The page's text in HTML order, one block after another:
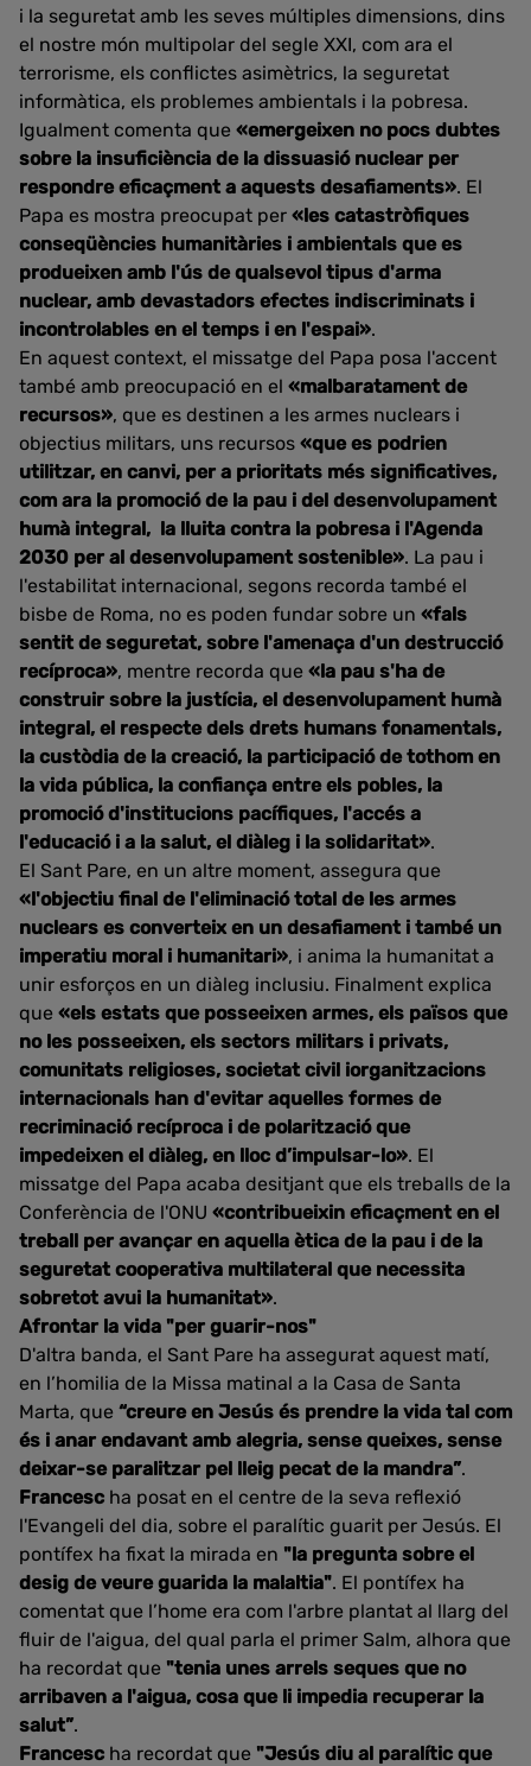
i la seguretat amb les seves múltiples dimensions, dins
el nostre món multipolar del segle XXI, com ara el
terrorisme, els conflictes asimètrics, la seguretat
informàtica, els problemes ambientals i la pobresa.
Igualment comenta que «emergeixen no pocs dubtes
sobre la insuficiència de la dissuasió nuclear per
respondre eficaçment a aquests desafiaments». El
Papa es mostra preocupat per «les catastròfiques
conseqüències humanitàries i ambientals que es
produeixen amb l'ús de qualsevol tipus d'arma
nuclear, amb devastadors efectes indiscriminats i
incontrolables en el temps i en l'espai».
En aquest context, el missatge del Papa posa l'accent
també amb preocupació en el «malbaratament de
recursos», que es destinen a les armes nuclears i
objectius militars, uns recursos «que es podrien
utilitzar, en canvi, per a prioritats més significatives,
com ara la promoció de la pau i del desenvolupament
humà integral, la lluita contra la pobresa i l'Agenda
2030 per al desenvolupament sostenible». La pau i
l'estabilitat internacional, segons recorda també el
bisbe de Roma, no es poden fundar sobre un «fals
sentit de seguretat, sobre l'amenaça d'un destrucció
recíproca», mentre recorda que «la pau s'ha de
construir sobre la justícia, el desenvolupament humà
integral, el respecte dels drets humans fonamentals,
la custòdia de la creació, la participació de tothom en
la vida pública, la confiança entre els pobles, la
promoció d'institucions pacífiques, l'accés a
l'educació i a la salut, el diàleg i la solidaritat».
El Sant Pare, en un altre moment, assegura que
«l'objectiu final de l'eliminació total de les armes
nuclears es converteix en un desafiament i també un
imperatiu moral i humanitari», i anima la humanitat a
unir esforços en un diàleg inclusiu. Finalment explica
que «els estats que posseeixen armes, els països que
no les posseeixen, els sectors militars i privats,
comunitats religioses, societat civil iorganitzacions
internacionals han d'evitar aquelles formes de
recriminació recíproca i de polarització que
impedeixen el diàleg, en lloc d’impulsar-lo». El
missatge del Papa acaba desitjant que els treballs de la
Conferència de l'ONU «contribueixin eficaçment en el
treball per avançar en aquella ètica de la pau i de la
seguretat cooperativa multilateral que necessita
sobretot avui la humanitat».
Afrontar la vida "per guarir-nos"
D'altra banda, el Sant Pare ha assegurat aquest matí,
en l’homilia de la Missa matinal a la Casa de Santa
Marta, que “creure en Jesús és prendre la vida tal com
és i anar endavant amb alegria, sense queixes, sense
deixar-se paralitzar pel lleig pecat de la mandra”.
Francesc ha posat en el centre de la seva reflexió
l'Evangeli del dia, sobre el paralític guarit per Jesús. El
pontífex ha fixat la mirada en "la pregunta sobre el
desig de veure guarida la malaltia". El pontífex ha
comentat que l’home era com l'arbre plantat al llarg del
fluir de l'aigua, del qual parla el primer Salm, alhora que
ha recordat que "tenia unes arrels seques que no
arribaven a l'aigua, cosa que li impedia recuperar la
salut”.
Francesc ha recordat que "Jesús diu al paralític que